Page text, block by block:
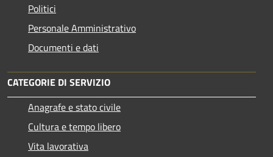
Politici
Personale Amministrativo
Documenti e dati
CATEGORIE DI SERVIZIO
Anagrafe e stato civile
Cultura e tempo libero
Vita lavorativa